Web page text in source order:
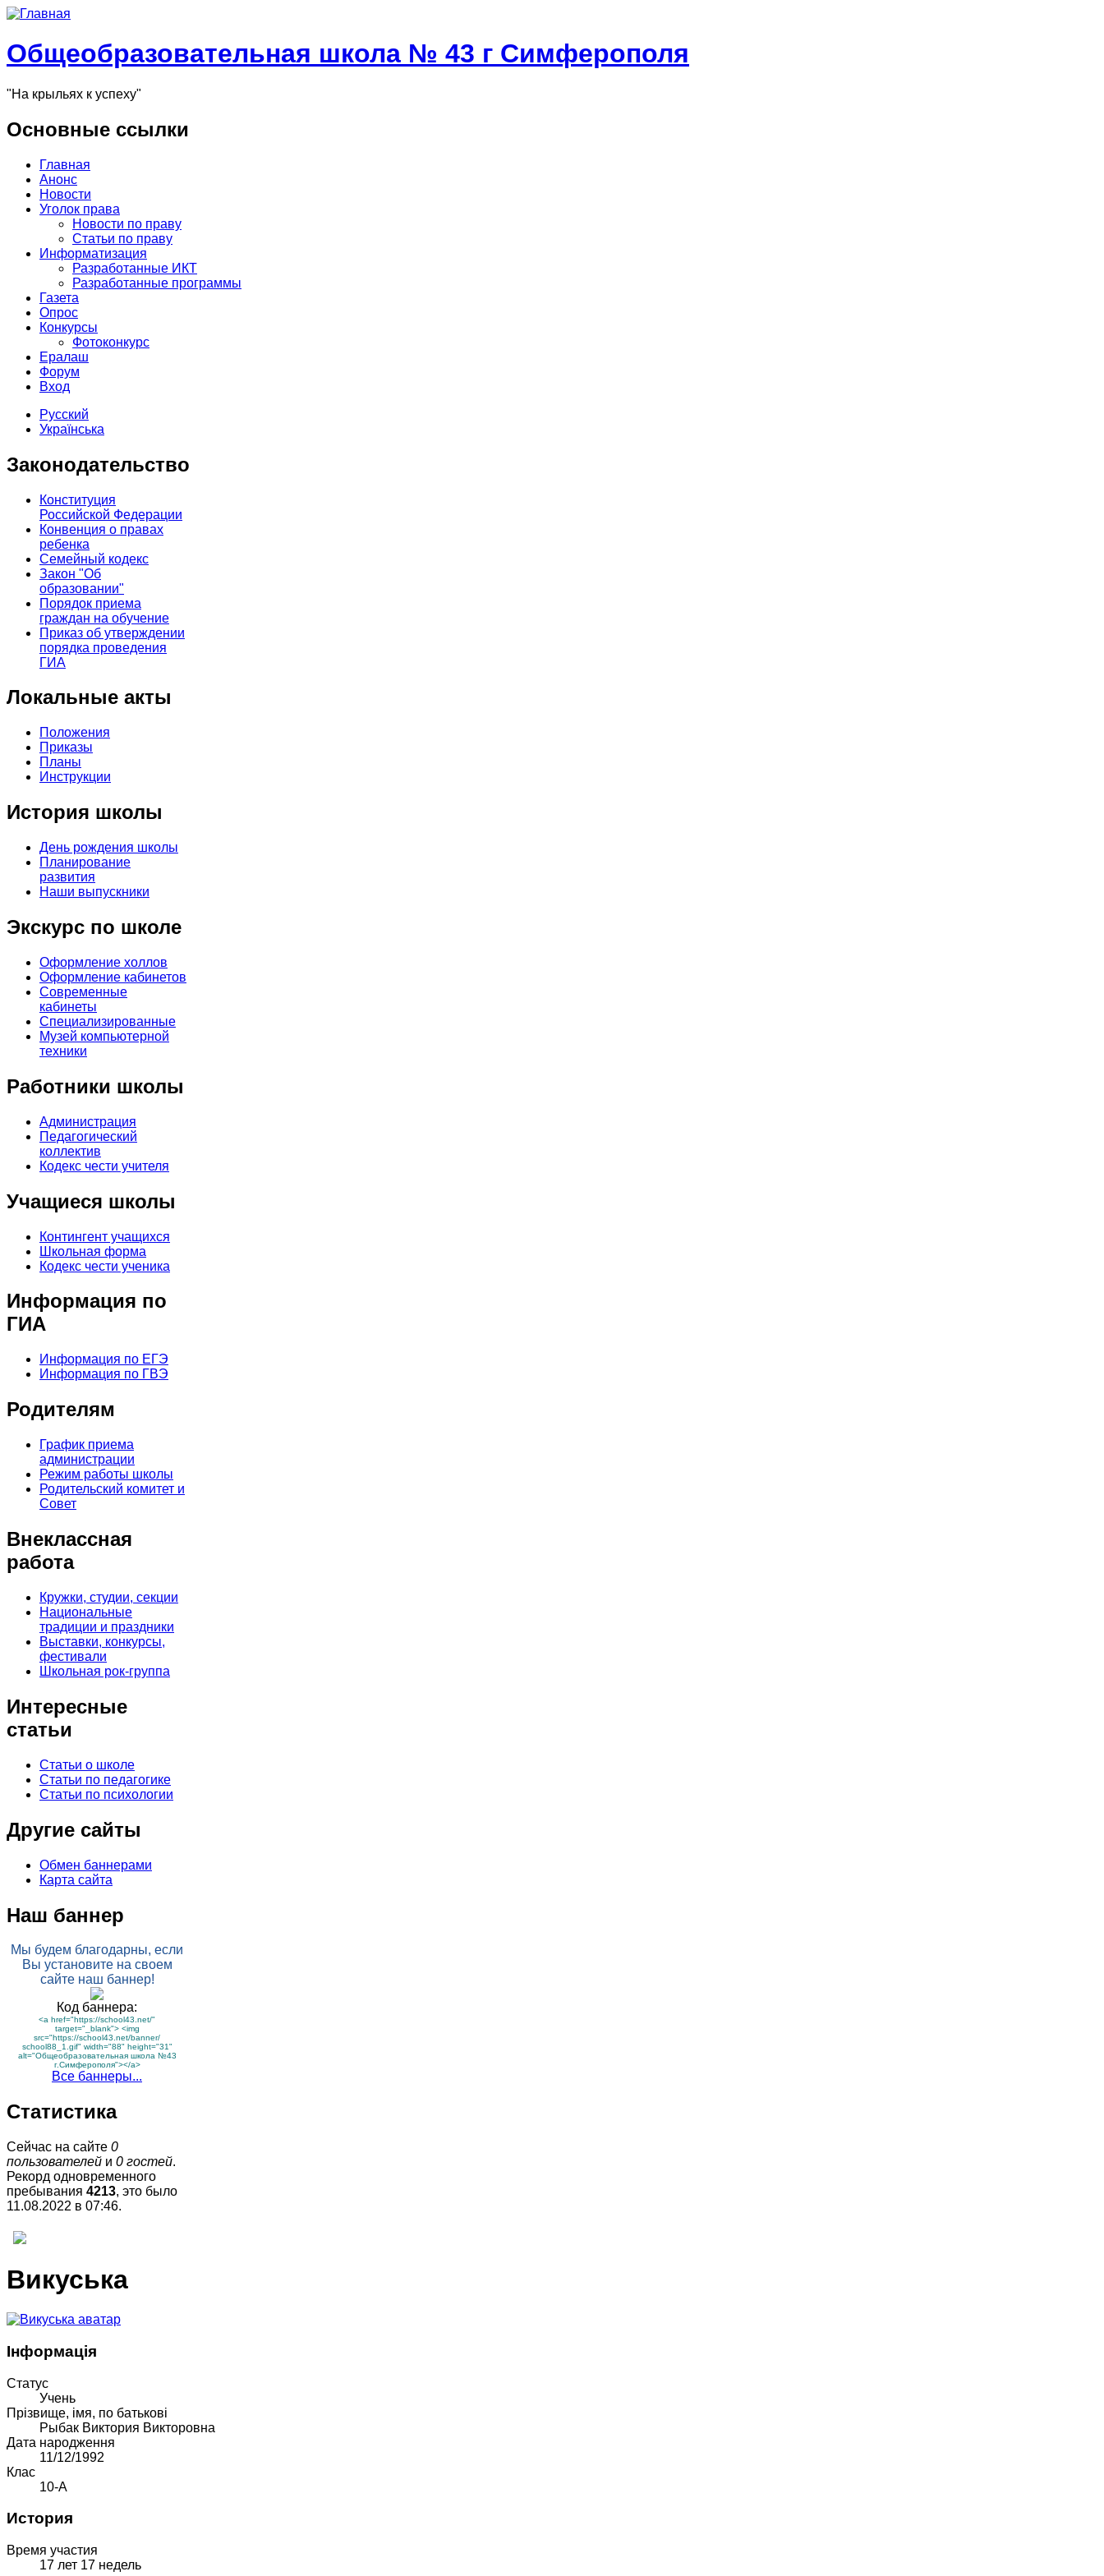
Общеобразовательная школа № 43 г Симферополя
"На крыльях к успеху"
Основные ссылки
Главная
Анонс
Новости
Уголок права
Новости по праву
Статьи по праву
Информатизация
Разработанные ИКТ
Разработанные программы
Газета
Опрос
Конкурсы
Фотоконкурс
Ералаш
Форум
Вход
Русский
Українська
Законодательство
Конституция
Российской Федерации
Конвенция о правах
ребенка
Семейный кодекс
Закон "Об
образовании"
Порядок приема
граждан на обучение
Приказ об утверждении
порядка проведения
ГИА
Локальные акты
Положения
Приказы
Планы
Инструкции
История школы
День рождения школы
Планирование
развития
Наши выпускники
Экскурс по школе
Оформление холлов
Оформление кабинетов
Современные
кабинеты
Специализированные
Музей компьютерной
техники
Работники школы
Администрация
Педагогический
коллектив
Кодекс чести учителя
Учащиеся школы
Контингент учащихся
Школьная форма
Кодекс чести ученика
Информация по
ГИА
Информация по ЕГЭ
Информация по ГВЭ
Родителям
График приема
администрации
Режим работы школы
Родительский комитет и
Совет
Внеклассная
работа
Кружки, студии, секции
Национальные
традиции и праздники
Выставки, конкурсы,
фестивали
Школьная рок-группа
Интересные
статьи
Статьи о школе
Статьи по педагогике
Статьи по психологии
Другие сайты
Обмен баннерами
Карта сайта
Наш баннер
Мы будем благодарны, если
Вы установите на своем
сайте наш баннер!
Код баннера:
<a href="https://school43.net/"
target="_blank"> <img
src="https://school43.net/banner/
school88_1.gif" width="88" height="31"
alt="Общеобразовательная школа №43
г.Симферополя"></a>
Все баннеры...
Статистика
Сейчас на сайте 0
пользователей и 0 гостей.
Рекорд одновременного
пребывания 4213, это было
11.08.2022 в 07:46.
Викуська
Інформація
Статус
Учень
Прiзвище, iмя, по батьковi
Рыбак Виктория Викторовна
Дата народження
11/12/1992
Клас
10-А
История
Время участия
17 лет 17 недель